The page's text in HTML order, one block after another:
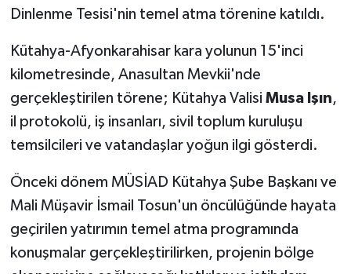
Dinlenme Tesisi'nin temel atma törenine katıldı.
Kütahya-Afyonkarahisar kara yolunun 15'inci
kilometresinde, Anasultan Mevkii'nde
gerçekleştirilen törene; Kütahya Valisi Musa Işın,
il protokolü, iş insanları, sivil toplum kuruluşu
temsilcileri ve vatandaşlar yoğun ilgi gösterdi.
Önceki dönem MÜSİAD Kütahya Şube Başkanı ve
Mali Müşavir İsmail Tosun'un öncülüğünde hayata
geçirilen yatırımın temel atma programında
konuşmalar gerçekleştirilirken, projenin bölge